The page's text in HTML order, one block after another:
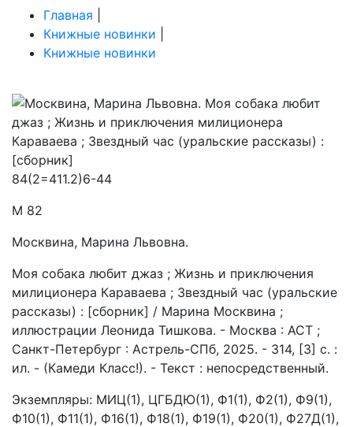
Главная
Книжные новинки
Книжные новинки
84(2=411.2)6-44
М 82
Москвина, Марина Львовна.
Моя собака любит джаз ; Жизнь и приключения
милиционера Караваева ; Звездный час (уральские
рассказы) : [сборник] / Марина Москвина ;
иллюстрации Леонида Тишкова. - Москва : АСТ ;
Санкт-Петербург : Астрель-СПб, 2025. - 314, [3] с. :
ил. - (Камеди Класс!). - Текст : непосредственный.
Экземпляры: МИЦ(1), ЦГБДЮ(1), Ф1(1), Ф2(1), Ф9(1),
Ф10(1), Ф11(1), Ф16(1), Ф18(1), Ф19(1), Ф20(1), Ф27Д(1),